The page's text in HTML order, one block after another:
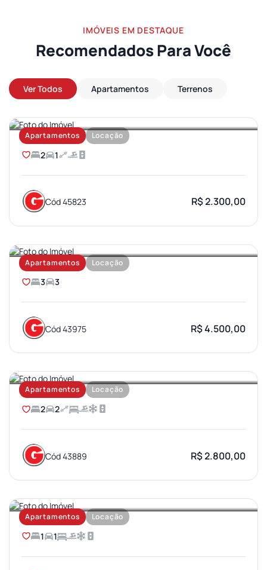
IMÓVEIS EM DESTAQUE
Recomendados Para Você
Ver Todos Apartamentos Terrenos
Apartamentos Locação
AEROPORTO
2 1
Cód 45823 R$ 2.300,00
Apartamentos Locação
JARDIM AMERICA
3 3
Cód 43975 R$ 4.500,00
Apartamentos Locação
AEROPORTO
2 2
Cód 43889 R$ 2.800,00
Apartamentos Locação
VILA AVIAÇAO
1 1